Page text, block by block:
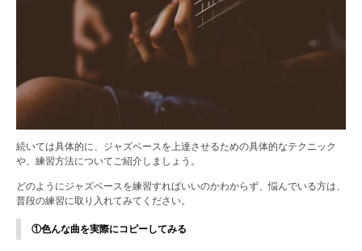
続いては具体的に、ジャズベースを上達させるための具体的なテクニック
や、練習方法についてご紹介しましょう。
どのようにジャズベースを練習すればいいのかわからず、悩んでいる方は、
普段の練習に取り入れてみてください。
①色んな曲を実際にコピーしてみる